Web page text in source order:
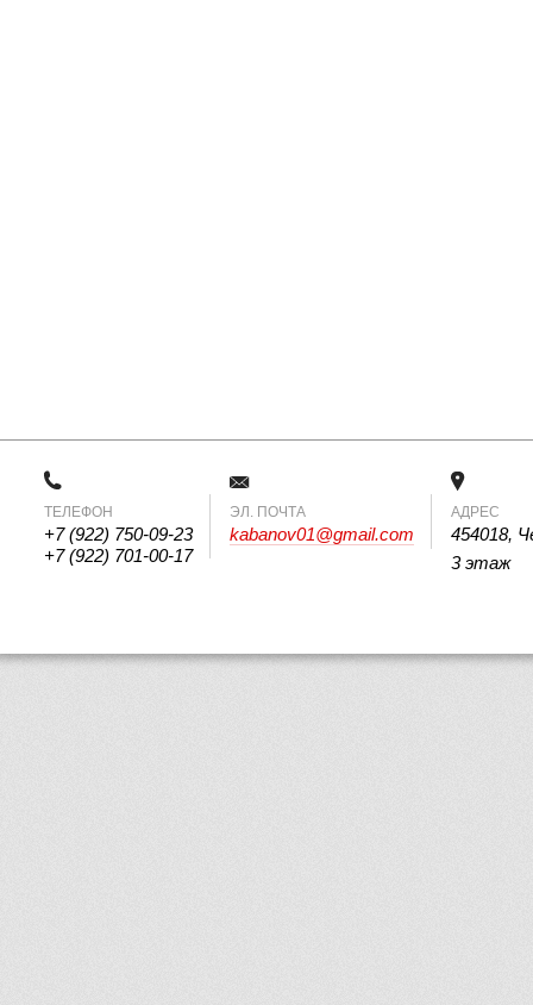
ТЕЛЕФОН
+7 (922) 750-09-23
+7 (922) 701-00-17
ЭЛ. ПОЧТА
kabanov01@gmail.com
АДРЕС
454018,
3 этаж